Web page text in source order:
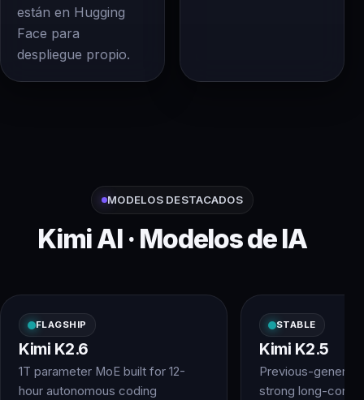
están en Hugging
Face para
despliegue propio.
MODELOS DESTACADOS
Kimi AI · Modelos de IA
FLAGSHIP
Kimi K2.6
1T parameter MoE built for 12-
hour autonomous coding
STABLE
Kimi K2.5
Previous-
strong long-